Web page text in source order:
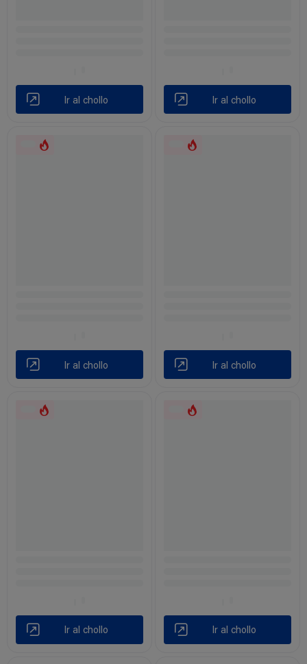
Ir al chollo Ir al chollo
Ir al chollo Ir al chollo
Ir al chollo Ir al chollo